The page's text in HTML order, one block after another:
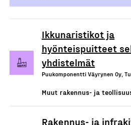
Ikkunaristikot ja
hyönteispuitteet
yhdistelmät
Puukomponentti Väyrynen Oy,
Muut rakennus- ja
Rakennus- ja